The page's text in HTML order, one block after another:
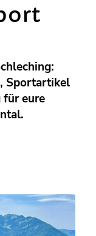
Sportartikel
für eure